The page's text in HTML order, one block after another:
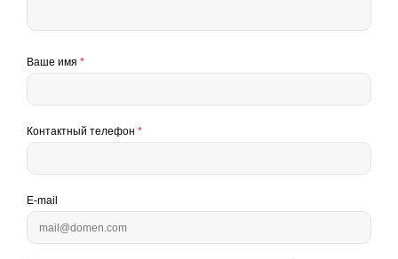
Ваше имя *
Контактный телефон *
E-mail